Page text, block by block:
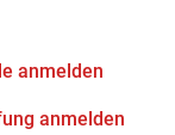
anmelden
anmelden